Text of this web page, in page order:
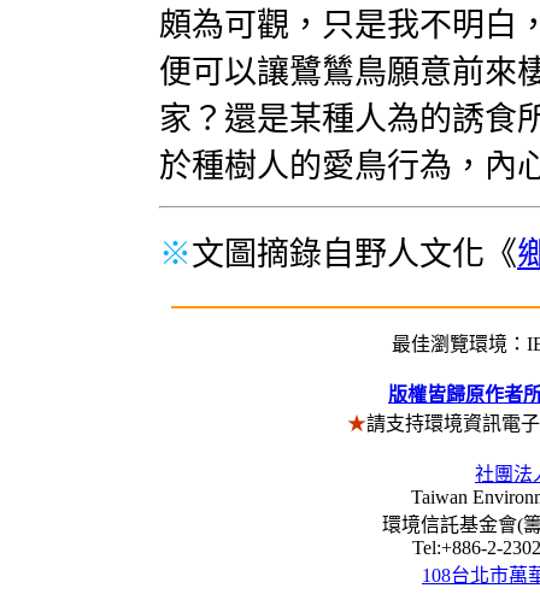
頗為可觀，只是我不明白
便可以讓鷺鷥鳥願意前來
家？還是某種人為的誘食
於種樹人的愛鳥行為，內
※文圖摘錄自野人文化《
最佳瀏覽環境：
版權皆歸原作者
★請支持環境資訊電
社團法
Taiwan
環境信託基金會(籌
Tel:+886-2-
108台北市萬